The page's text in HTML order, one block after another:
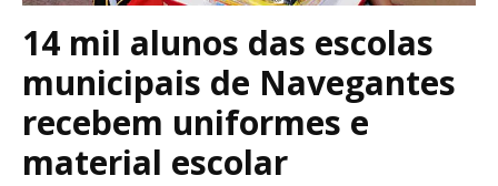
14 mil alunos das escolas
municipais de Navegantes
recebem uniformes e
material escolar